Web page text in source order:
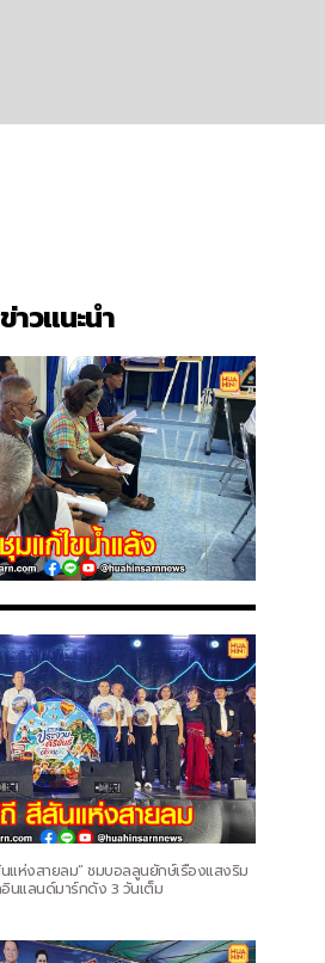
ข่าวแนะนำ
แห่งสายลม” ชมบอลลูนยักษ์เรืองแสงริม
อินแลนด์มาร์กดัง 3 วันเต็ม